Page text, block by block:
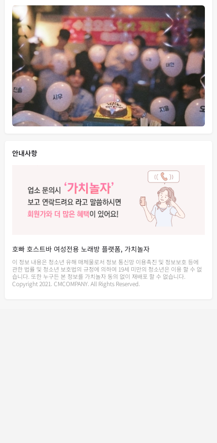
당신의 스타일에 맞게,
당신이 원하는 설렘으로 준비되어 있습니다.
취향대로, 무한초이스로 —
오늘은 당신이 주인공입니다.
안내사항
호빠 호스트바 여성전용 노래방 플랫폼, 가치놀자
이 정보 내용은 청소년 유해 매체물로서 정보 통신망 이용촉진 및 정보보호 등에
관한 법률 및 청소년 보호법의 규정에 의하여 19세 미만의 청소년은 이용 할 수 없
습니다. 또한 누구든 본 정보를 가치놀자 동의 없이 재배포 할 수 없습니다.
Copyright 2021. CMCOMPANY. All Rights Reserved.